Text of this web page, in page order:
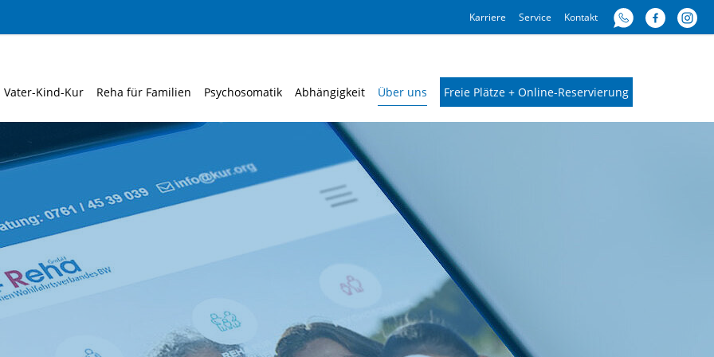
Karriere Service Kontakt
Vater-Kind-Kur Reha für Familien Psychosomatik Abhängigkeit Über uns Freie Plätze + Online-Reservierung